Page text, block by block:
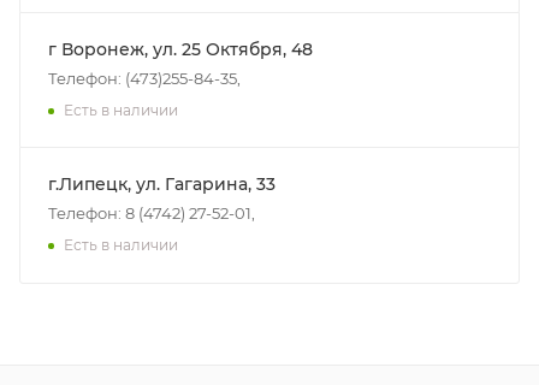
г Воронеж, ул. 25 Октября, 48
Телефон: (473)255-84-35,
Есть в наличии
г.Липецк, ул. Гагарина, 33
Телефон: 8 (4742) 27-52-01,
Есть в наличии